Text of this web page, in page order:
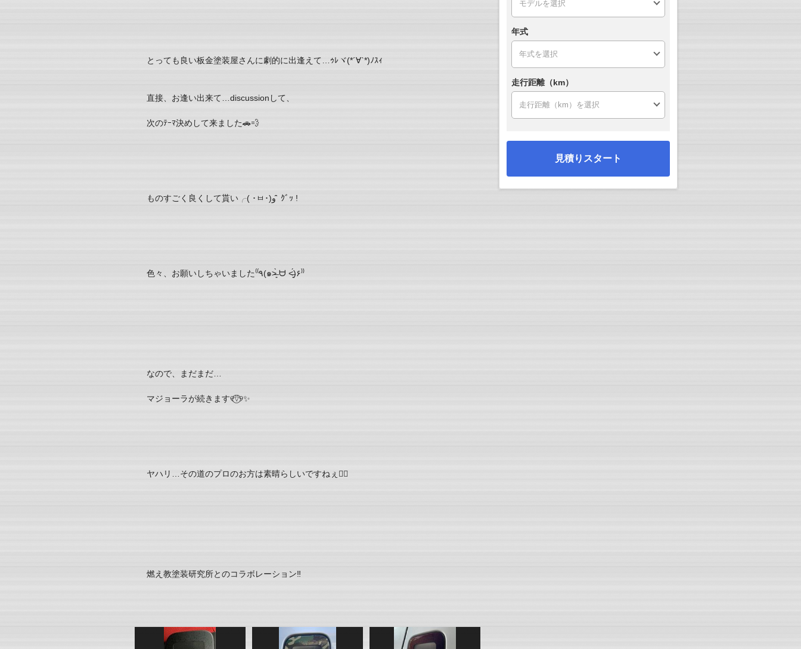
とっても良い板金塗装屋さんに劇的に出逢えて…ｩﾚヾ(*´∀︎`*)ﾉｽｨ
直接、お逢い出来て…discussionして、
次のﾃｰﾏ決めして来ました🚗💨
ものすごく良くして貰い╭( ･ㅂ･)و ̑̑ ｸﾞｯ !
色々、お願いしちゃいました⁽⁽٩(๑˃̶͈̀ ᗨ ˂̶͈́)۶⁾⁾
なので、まだまだ…
マジョーラが続きます୧⍢⃝︎୨✨
ヤハリ…その道のプロのお方は素晴らしいですねぇ🙇‍♂️
燃え教塗装研究所とのコラボレーション‼️
年式
走行距離（km）
見積りスタート